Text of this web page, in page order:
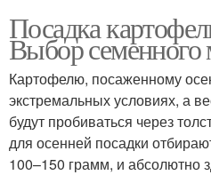
Посадка
Выбор семенного
Картофелю, посаженному
экстремальных условиях, а
будут пробиваться через
для осенней посадки
100–150 грамм, и абсолютно